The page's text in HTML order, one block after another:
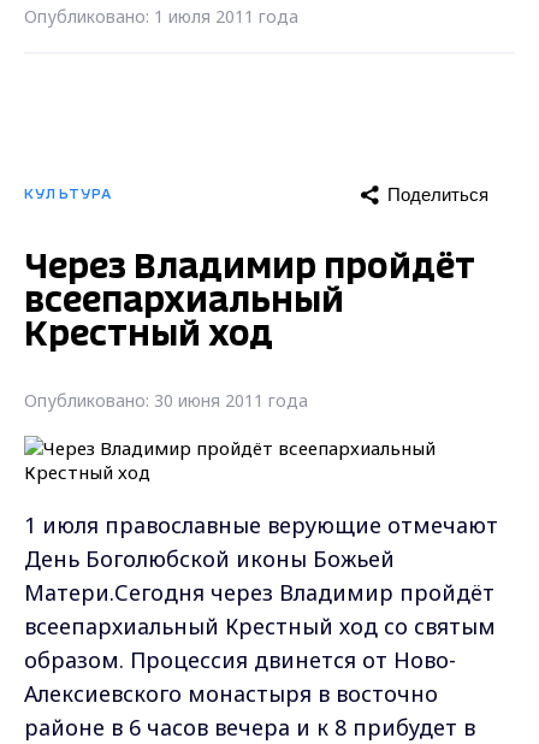
Опубликовано: 1 июля 2011 года
КУЛЬТУРА Поделиться
Через Владимир пройдёт
всеепархиальный
Крестный ход
Опубликовано: 30 июня 2011 года
1 июля православные верующие отмечают
День Боголюбской иконы Божьей
Матери.Сегодня через Владимир пройдёт
всеепархиальный Крестный ход со святым
образом. Процессия двинется от Ново-
Алексиевского монастыря в восточно
районе в 6 часов вечера и к 8 прибудет в